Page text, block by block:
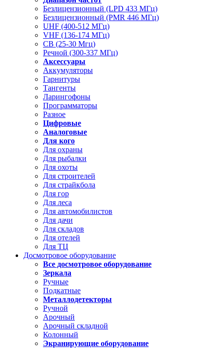
Безлицензионный (LPD 433 МГц)
Безлицензионный (PMR 446 МГц)
UHF (400-512 МГц)
VHF (136-174 МГц)
CB (25-30 Мгц)
Речной (300-337 МГц)
Аксессуары
Аккумуляторы
Гарнитуры
Тангенты
Ларингофоны
Программаторы
Разное
Цифровые
Аналоговые
Для кого
Для охраны
Для рыбалки
Для охоты
Для строителей
Для страйкбола
Для гор
Для леса
Для автомобилистов
Для дачи
Для складов
Для отелей
Для ТЦ
Досмотровое оборудование
Все досмотровое оборудование
Зеркала
Ручные
Подкатные
Металлодетекторы
Ручной
Арочный
Арочный складной
Колонный
Экранирующие оборудование